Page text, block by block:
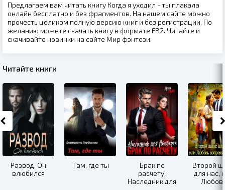
Предлагаем вам читать книгу Когда я уходил - ты плакала
онлайн бесплатно и без фрагментов. На нашем сайте можно
прочесть целиком полную версию книг и без регистрации. По
желанию можете скачать книгу в формате FB2. Читайте и
скачивайте новинки на сайте Мир фэнтези.
Читайте книги
Развод. Он
влюбился
Там, где ты
Брак по
расчету.
Наследник для
Второй
для нас,